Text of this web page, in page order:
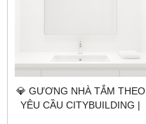
💎 GƯƠNG NHÀ TẮM THEO
YÊU CẦU CITYBUILDING |